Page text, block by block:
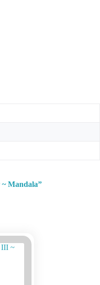
~ Mandala”